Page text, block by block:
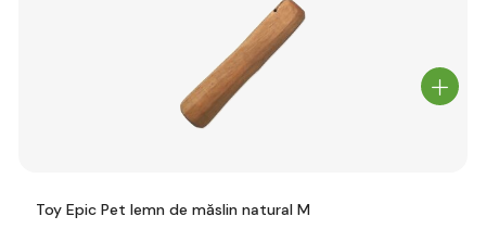
Toy Epic Pet lemn de măslin natural M